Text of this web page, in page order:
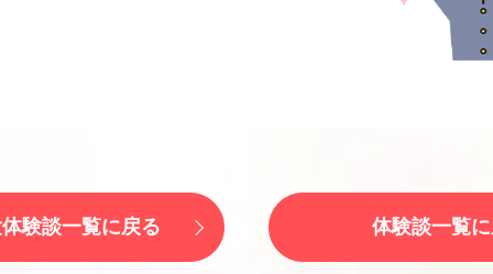
験談一覧に戻る 体験談一覧